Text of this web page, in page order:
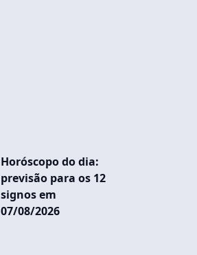
Horóscopo do dia:
previsão para os 12
signos em
07/08/2026